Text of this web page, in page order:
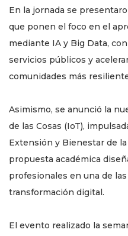
En la jornada se
que ponen el foco en el
mediante IA y Big Data,
servicios públicos y
comunidades más
Asimismo, se anunció la
de las Cosas (IoT),
Extensión y Bienestar de la
propuesta académica
profesionales en una de
transformación digital.
El evento realizado la